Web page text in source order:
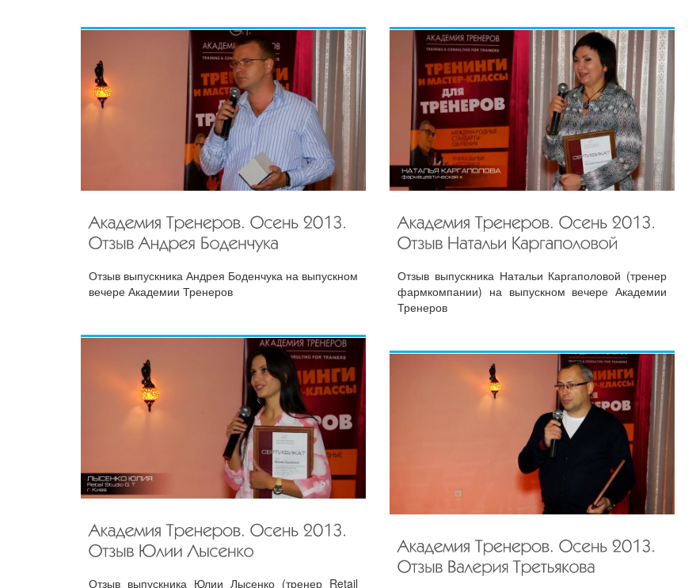
Отзыв выпускника Андрея Боденчука на выпускном
вечере Академии Тренеров
Отзыв выпускника Натальи Каргаполовой (тренер
фармкомпании) на выпускном вечере Академии
Тренеров
Отзыв выпускника Юлии Лысенко (тренер Retail